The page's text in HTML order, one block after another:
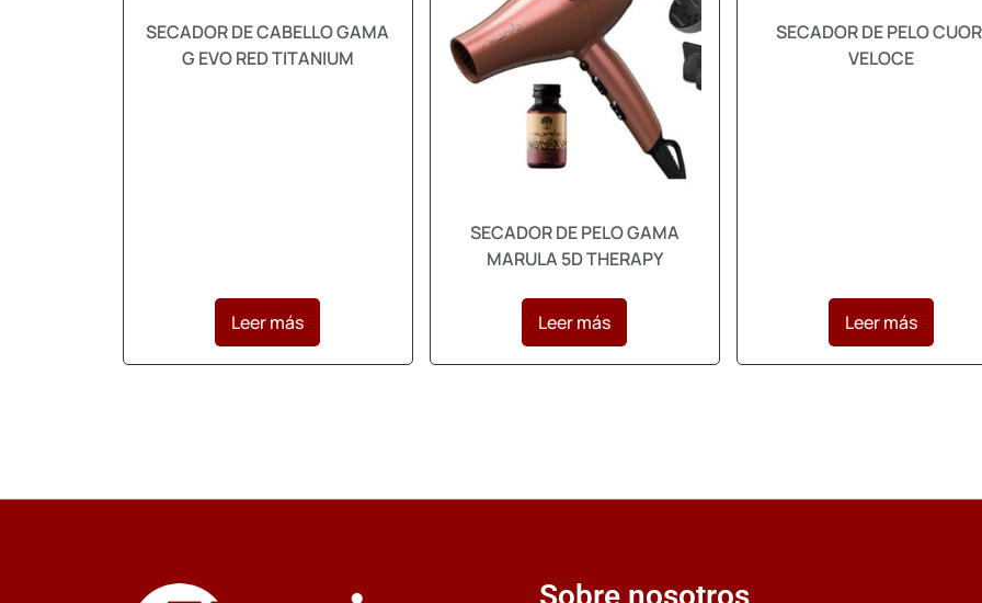
SECADOR DE CABELLO GAMA
G EVO RED TITANIUM
Leer más
SECADOR DE PELO GAMA
MARULA 5D THERAPY
Leer más
SECADOR DE PELO
VELOCE
Leer más
Sobre nosotros